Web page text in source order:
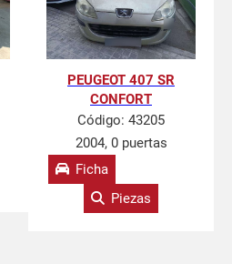
PEUGEOT 407 SR
CONFORT
Código: 43205
2004, 0 puertas
Ficha
Piezas